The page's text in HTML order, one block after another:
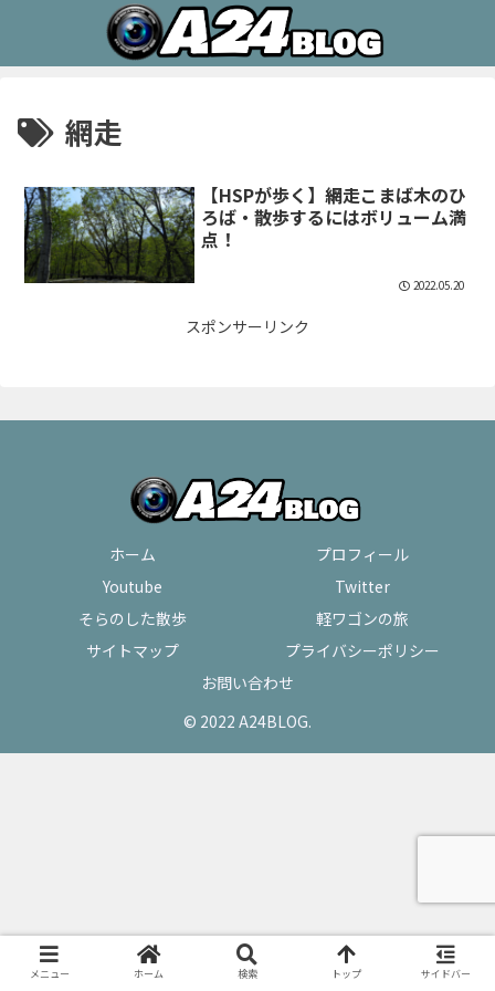
網走
【HSPが歩く】網走こまば木のひ
ろば・散歩するにはボリューム満
点！
2022.05.20
スポンサーリンク
ホーム
プロフィール
Youtube
Twitter
そらのした散歩
軽ワゴンの旅
サイトマップ
プライバシーポリシー
お問い合わせ
© 2022 A24BLOG.
メニュー ホーム 検索 トップ サイドバー